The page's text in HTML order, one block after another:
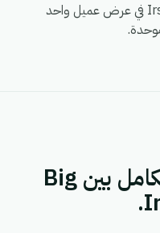
→ اجمع بين Big Delivery و Irsaliyat في عرض عميل واحد
أسئلة شائعة حول التكامل بين Big